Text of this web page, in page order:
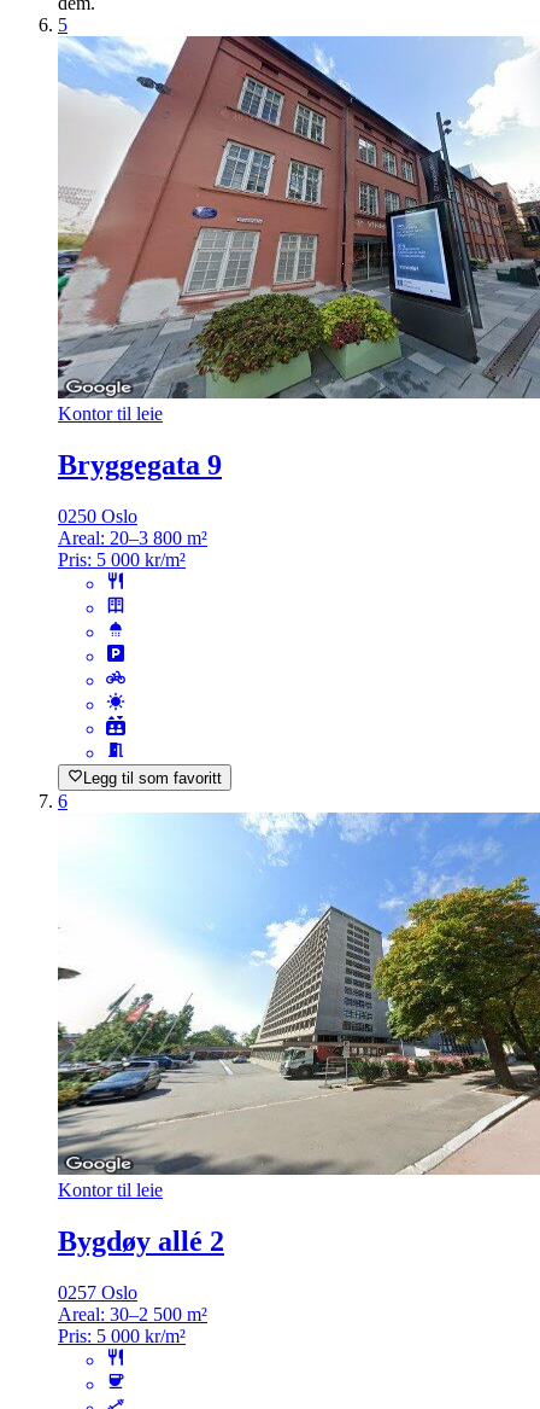
5
Kontor til leie
Bryggegata 9
0250 Oslo
Areal: 20–3 800 m²
Pris: 5 000 kr/m²
Legg til som favoritt
6
Kontor til leie
Bygdøy allé 2
0257 Oslo
Areal: 30–2 500 m²
Pris: 5 000 kr/m²